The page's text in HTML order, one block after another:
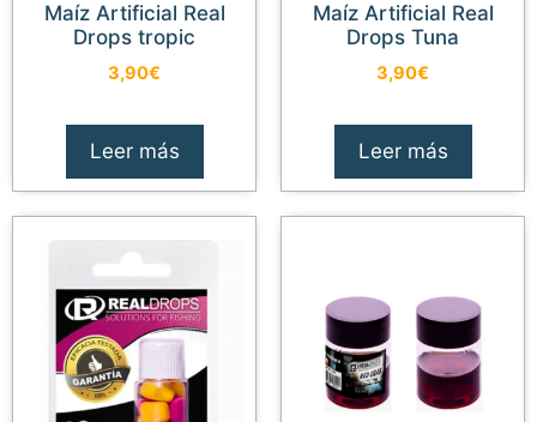
Maíz Artificial Real
Drops tropic
3,90€
Leer más
Maíz Artificial Real
Drops Tuna
3,90€
Leer más